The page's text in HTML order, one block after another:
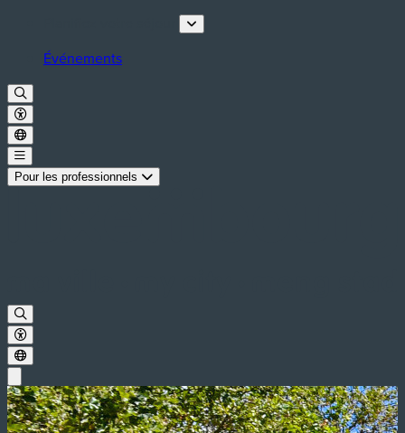
Événements
Pour les professionnels